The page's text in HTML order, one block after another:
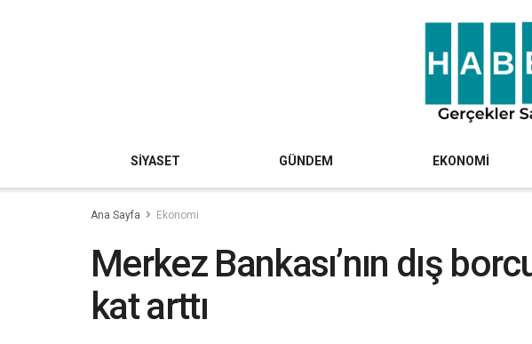
SİYASET GÜNDEM EKONOMİ
Ana Sayfa Ekonomi
Merkez Bankası’nın dış
kat arttı